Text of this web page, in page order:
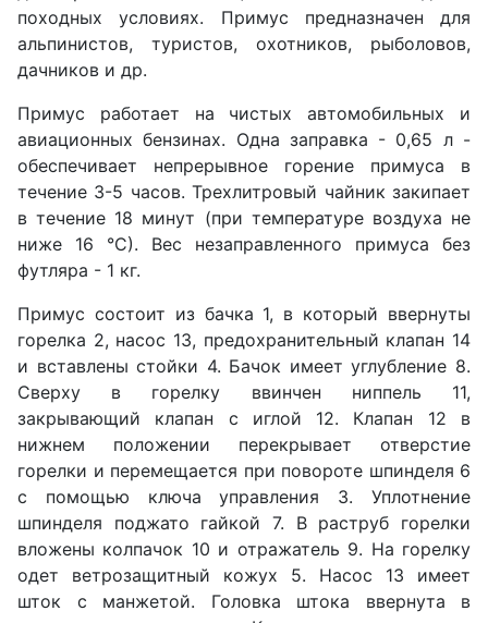
походных условиях. Примус предназначен для
альпинистов, тури­стов, охотников, рыболовов,
дачников и др.
Примус работает на чистых автомобильных и
авиа­ционных бензинах. Одна заправка - 0,65 л -
обеспечи­вает непрерывное горение примуса в
течение 3-5 ча­сов. Трехлитровый чайник закипает
в течение 18 минут (при температуре воздуха не
ниже 16 °С). Вес незаправленного примуса без
футляра - 1 кг.
Примус состоит из бачка 1, в который ввернуты
го­релка 2, насос 13, предохранительный клапан 14
и вставлены стойки 4. Бачок имеет углубление 8.
Сверху в горелку ввинчен ниппель 11,
закрывающий клапан с иглой 12. Клапан 12 в
нижнем положении перекры­вает отверстие
горелки и перемещается при повороте шпинделя 6
с помощью ключа управления 3. Уплотне­ние
шпинделя поджато гайкой 7. В раструб горелки
вложены колпачок 10 и отражатель 9. На горелку
одет ветрозащитный кожух 5. Насос 13 имеет
шток с ман­жетой. Головка штока ввернута в